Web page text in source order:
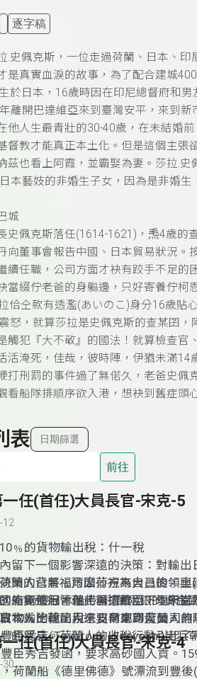
逐字稿
.史佩克斯，一位走過荷蘭、日本、
是真實血淚的故事，為了配合建城
於日本，16歲時因在印尼總督府和
離開巴達維亞來到臺灣安平，來到
他人生最青壯的30-40歲，在未結婚
督教才能真正本土化。但是這個主
茲也看上阿霞，並霸娶為妻。莎拉.
本藝妓的非婚生子女，因為是非婚生
城
史佩克斯落任(1614-1621)， 𤆬4歲的
向董事會報告中國、日本貿易狀況。
續任職，公司方面才袂有跤手不足的
當綴佇老爸的身軀邊，只好寄養佇柯
佮仝款有透濫(あいのこ)身分16歲貼
震怒，就算莎拉是史佩克斯的查某囝
觸犯『大不敬』的國法！就算檢查
活淹死，佳哉，彼時陣，伊猶未滿14
打刑罰的事件過了無偌久，老爸史
看船隊排順序欲入港，想袂到舊症
表 日期篩選
前往
一任(首任)大員長官-宋克-5
12
的貨物輸出稅：什一稅
留下一個影響深遠的決策：對輸出
策的背景，乃因荷方來大員後，
外商使用，藉此籌措費用，理所當
蘭人已將福爾摩莎視為自己的領
船隻進行管理，巴達維亞下令宋
物輸出稅，用來支付東印度公司
的貿易。荷蘭人的收稅行動引起了
有兩艘日本船帶著7萬兩銀的資金
10﹪的輸出稅，日商認為荷蘭人無
本人比荷蘭人還要早來到大員。
臣秀吉(Toyotomi Hideyoshi)出兵
臣秀吉發函，要求高砂國入貢。
荷蘭船《德里佛德》號漂流到豐後
一任(首任)大員長官-宋克-4
30